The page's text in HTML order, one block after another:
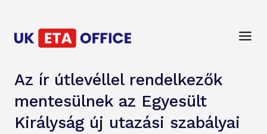
Az ír útlevéllel rendelkezők
mentesülnek az Egyesült
Királyság új utazási szabályai